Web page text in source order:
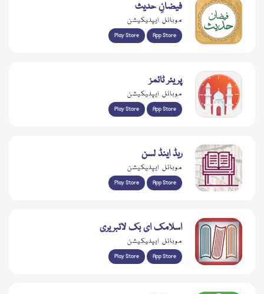
فیضانِ حدیث
موبائل ایپلیکیشن
Play Store App Store
پریئر ٹائمز
موبائل ایپلیکیشن
Play Store App Store
ریڈ اینڈ لسن
موبائل ایپلیکیشن
Play Store App Store
اسلامک ای بک لائبریری
موبائل ایپلیکیشن
Play Store App Store